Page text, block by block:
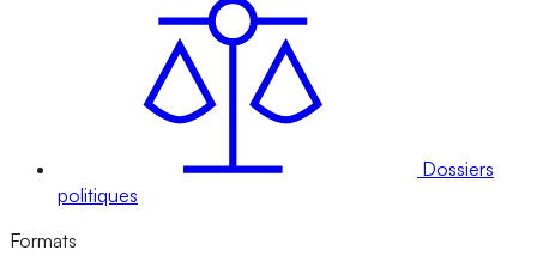
Dossiers
politiques
Formats